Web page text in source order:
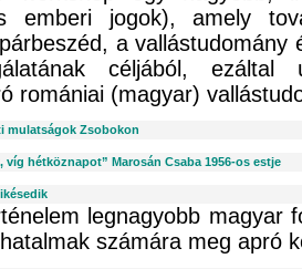
emberi jogok), amely
a vallástudomány
céljából,
romániai (magyar)
mulatságok Zsobokon
víg hétköznapot” Marosán Csaba 1956-os estje
legnagyobb magyar
számára meg apró